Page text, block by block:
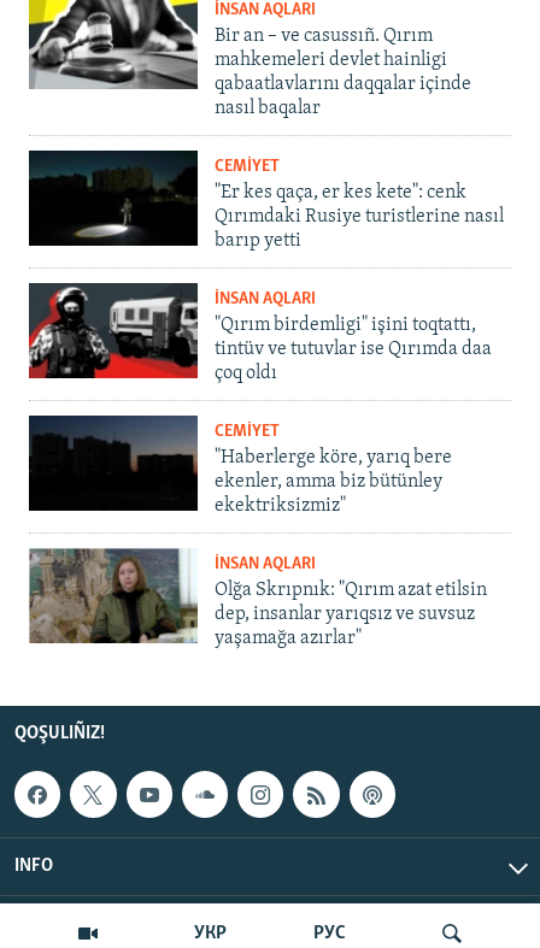
УКР РУС
İNSAN AQLARI
Bir an – ve casussıñ. Qırım
mahkemeleri devlet hainligi
qabaatlavlarını daqqalar içinde
nasıl baqalar
CEMİYET
"Er kes qaça, er kes kete": cenk
Qırımdaki Rusiye turistlerine nasıl
barıp yetti
İNSAN AQLARI
"Qırım birdemligi" işini toqtattı,
tintüv ve tutuvlar ise Qırımda daa
çoq oldı
CEMİYET
"Haberlerge köre, yarıq bere
ekenler, amma biz bütünley
ekektriksizmiz"
İNSAN AQLARI
Olğa Skrıpnık: "Qırım azat etilsin
dep, insanlar yarıqsız ve suvsuz
yaşamağa azırlar"
QOŞULIÑIZ!
INFO
© Qırım.Aqiqat, 2026 | All Rights Reserved.